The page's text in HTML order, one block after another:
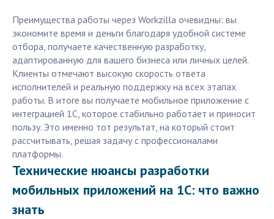
Преимущества работы через Workzilla очевидны: вы
экономите время и деньги благодаря удобной системе
отбора, получаете качественную разработку,
адаптированную для вашего бизнеса или личных целей.
Клиенты отмечают высокую скорость ответа
исполнителей и реальную поддержку на всех этапах
работы. В итоге вы получаете мобильное приложение с
интеграцией 1С, которое стабильно работает и приносит
пользу. Это именно тот результат, на который стоит
рассчитывать, решая задачу с профессионалами
платформы.
Технические нюансы разработки
мобильных приложений на 1С: что важно
знать